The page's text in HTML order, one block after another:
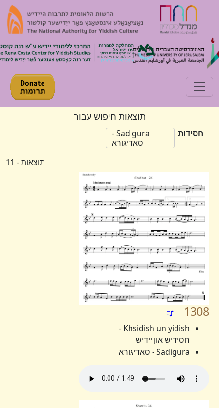
Toggle navigation
תוצאות חיפוש עבור
חסידות
Sadigura -
סאדיגורא
תוצאות - 11
1308
Khsidish un yidish -
חסידיש און יידיש
Sadigura - סאדיגורא